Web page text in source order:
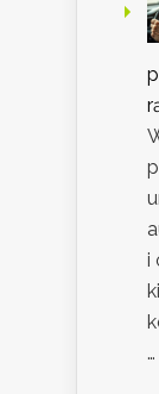
i
…